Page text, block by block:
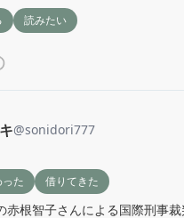
読みたい
@sonidori777
た 借りてきた
赤根智子さんによる国際刑事